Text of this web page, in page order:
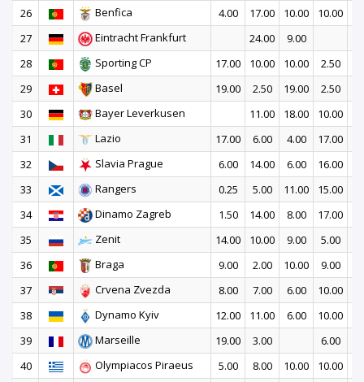
26
Benfica 4.00 17.00 10.00 10.00
27
Eintracht Frankfurt 24.00 9.00
28
Sporting CP 17.00 10.00 10.00 2.50
29
Basel 19.00 2.50 19.00 2.50
30
Bayer Leverkusen 11.00 18.00 10.00
31
Lazio 17.00 6.00 4.00 17.00
32
Slavia Prague 6.00 14.00 6.00 16.00
33
Rangers 0.25 5.00 11.00 15.00
34
Dinamo Zagreb 1.50 14.00 8.00 17.00
35
Zenit 14.00 10.00 9.00 5.00
36
Braga 9.00 2.00 10.00 9.00
37
Crvena Zvezda 8.00 7.00 6.00 10.00
38
Dynamo Kyiv 12.00 11.00 6.00 10.00
39
Marseille 19.00 3.00 6.00
40
Olympiacos Piraeus 5.00 8.00 10.00 10.00